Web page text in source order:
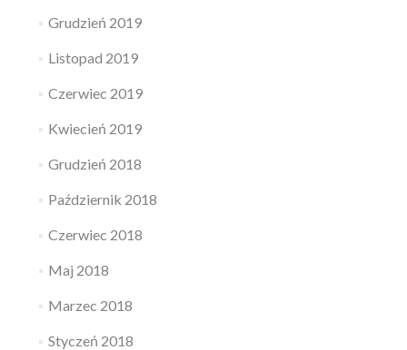
Grudzień 2019
Listopad 2019
Czerwiec 2019
Kwiecień 2019
Grudzień 2018
Październik 2018
Czerwiec 2018
Maj 2018
Marzec 2018
Styczeń 2018